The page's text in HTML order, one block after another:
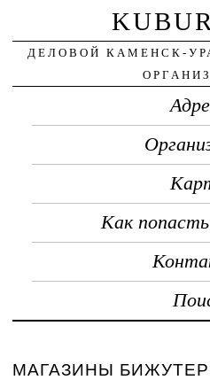
ДЕЛОВОЙ КАМЕНСК-
Как
МАГАЗИНЫ